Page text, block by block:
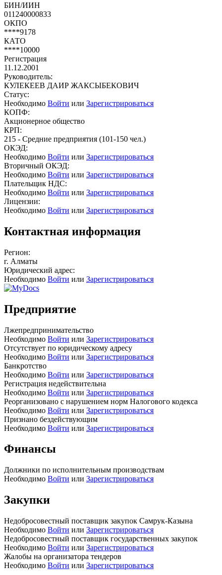
БИН/ИИН
011240000833
ОКПО
****9178
КАТО
****10000
Регистрация
11.12.2001
Руководитель:
КУЛЕКЕЕВ ДАИР ЖАКСЫБЕКОВИЧ
Статус:
Необходимо Войти или Зарегистрироваться
КОПФ:
Акционерное общество
КРП:
215 - Средние предприятия (101-150 чел.)
ОКЭД:
Необходимо Войти или Зарегистрироваться
Вторичный ОКЭД:
Необходимо Войти или Зарегистрироваться
Плательщик НДС:
Необходимо Войти или Зарегистрироваться
Лицензии:
Необходимо Войти или Зарегистрироваться
Контактная информация
Регион:
г. Алматы
Юридический адрес:
Необходимо Войти или Зарегистрироваться
Предприятие
Лжепредпринимательство
Необходимо Войти или Зарегистрироваться
Отсутствует по юридическому адресу
Необходимо Войти или Зарегистрироваться
Банкротство
Необходимо Войти или Зарегистрироваться
Регистрация недействительна
Необходимо Войти или Зарегистрироваться
Реорганизовано с нарушением норм Налогового кодекса
Необходимо Войти или Зарегистрироваться
Признано бездействующим
Необходимо Войти или Зарегистрироваться
Финансы
Должники по исполнительным производствам
Необходимо Войти или Зарегистрироваться
Закупки
Недобросовестный поставщик закупок Самрук-Казына
Необходимо Войти или Зарегистрироваться
Недобросовестный поставщик государственных закупок
Необходимо Войти или Зарегистрироваться
Жалобы на организатора тендеров
Необходимо Войти или Зарегистрироваться